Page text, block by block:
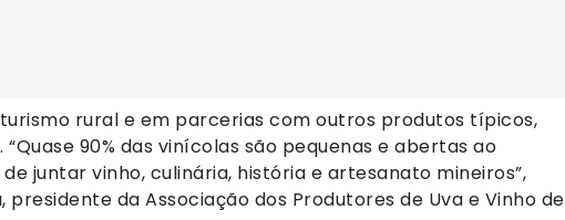
rural e em parcerias com outros produtos típicos,
90% das vinícolas são pequenas e abertas ao
juntar vinho, culinária, história e artesanato mineiros”,
da Associação dos Produtores de Uva e Vinho de